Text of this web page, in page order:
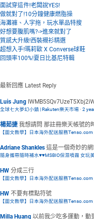
面試穿這件!老闆說YES!
做就對了!10分鐘健康燃脂操
海灘褲、人字拖，玩水單品特搜
好想要腹肌嗎?->進來就對了
質感大升級!西裝襯衫精選
超想入手!瑪莉歐 X Converse球鞋
回頭率100%!夏日比基尼特輯
最新回應 Latest Reply
Luis Jung
全球七大夢幻小鎮 | Rakuten樂天市場· 2
楊茹捷 我想請問 那註冊樂天帳號的
【圖文教學】日本海外配送服務
Adriane Shankles 這是一個奇妙的
隨身攜帶隨時補水♥♥MSBIO保濕噴霧 女玩
HW 分成三行
【圖文教學】日本海外配送服務
HW 不要有標點符號
【圖文教學】日本海外配送服務
Milla Huang 以前我少吃多運動，動